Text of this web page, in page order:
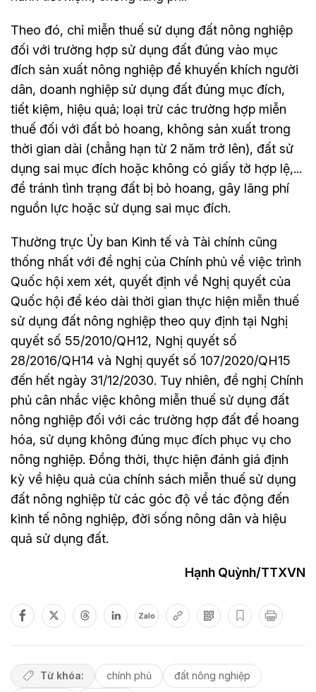
Theo đó, chỉ miễn thuế sử dụng đất nông nghiệp
đối với trường hợp sử dụng đất đúng vào mục
đích sản xuất nông nghiệp để khuyến khích người
dân, doanh nghiệp sử dụng đất đúng mục đích,
tiết kiệm, hiệu quả; loại trừ các trường hợp miễn
thuế đối với đất bỏ hoang, không sản xuất trong
thời gian dài (chẳng hạn từ 2 năm trở lên), đất sử
dụng sai mục đích hoặc không có giấy tờ hợp lệ,...
để tránh tình trạng đất bị bỏ hoang, gây lãng phí
nguồn lực hoặc sử dụng sai mục đích.
Thường trực Ủy ban Kinh tế và Tài chính cũng
thống nhất với đề nghị của Chính phủ về việc trình
Quốc hội xem xét, quyết định về Nghị quyết của
Quốc hội để kéo dài thời gian thực hiện miễn thuế
sử dụng đất nông nghiệp theo quy định tại Nghị
quyết số 55/2010/QH12, Nghị quyết số
28/2016/QH14 và Nghị quyết số 107/2020/QH15
đến hết ngày 31/12/2030. Tuy nhiên, đề nghị Chính
phủ cân nhắc việc không miễn thuế sử dụng đất
nông nghiệp đối với các trường hợp đất để hoang
hóa, sử dụng không đúng mục đích phục vụ cho
nông nghiệp. Đồng thời, thực hiện đánh giá định
kỳ về hiệu quả của chính sách miễn thuế sử dụng
đất nông nghiệp từ các góc độ về tác động đến
kinh tế nông nghiệp, đời sống nông dân và hiệu
quả sử dụng đất.
Hạnh Quỳnh/TTXVN
Zalo
Từ khóa: chính phủ
đất nông nghiệp